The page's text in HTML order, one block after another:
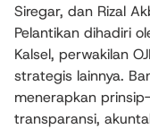
Siregar, dan Rizal
Pelantikan dihadiri
Kalsel, perwakilan
strategis lainnya.
menerapkan
transparansi,